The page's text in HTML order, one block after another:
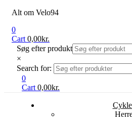
Alt om Velo94
0
Cart 0,00kr.
Søg efter produkt
×
Search for:
0
Cart 0,00kr.